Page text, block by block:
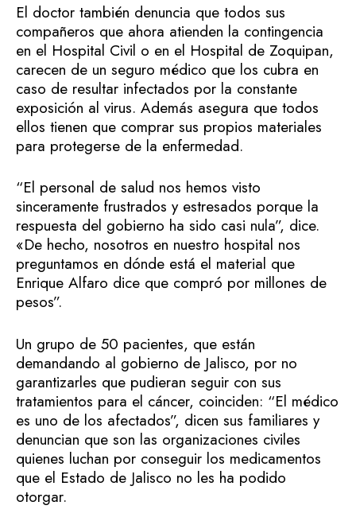
El doctor también denuncia que todos sus
compañeros que ahora atienden la contingencia
en el Hospital Civil o en el Hospital de Zoquipan,
carecen de un seguro médico que los cubra en
caso de resultar infectados por la constante
exposición al virus. Además asegura que todos
ellos tienen que comprar sus propios materiales
para protegerse de la enfermedad.
“El personal de salud nos hemos visto
sinceramente frustrados y estresados porque la
respuesta del gobierno ha sido casi nula”, dice.
«De hecho, nosotros en nuestro hospital nos
preguntamos en dónde está el material que
Enrique Alfaro dice que compró por millones de
pesos”.
Un grupo de 50 pacientes, que están
demandando al gobierno de Jalisco, por no
garantizarles que pudieran seguir con sus
tratamientos para el cáncer, coinciden: “El médico
es uno de los afectados”, dicen sus familiares y
denuncian que son las organizaciones civiles
quienes luchan por conseguir los medicamentos
que el Estado de Jalisco no les ha podido
otorgar.